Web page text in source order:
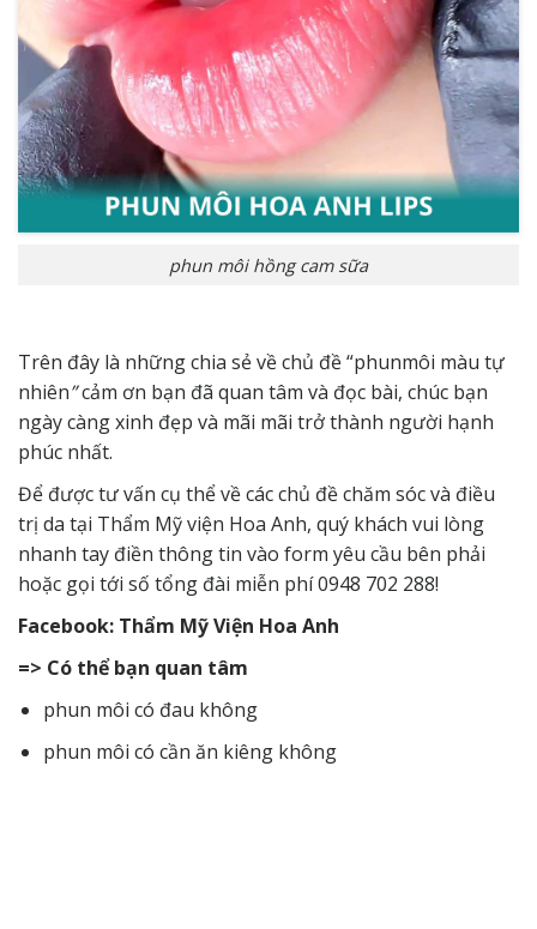
phun môi hồng cam sữa
Trên đây là những chia sẻ về chủ đề “phunmôi màu tự
nhiên”cảm ơn bạn đã quan tâm và đọc bài, chúc bạn
ngày càng xinh đẹp và mãi mãi trở thành người hạnh
phúc nhất.
Để được tư vấn cụ thể về các chủ đề chăm sóc và điều
trị da tại Thẩm Mỹviện Hoa Anh, quý khách vui lòng
nhanh tay điền thông tin vào form yêu cầu bên phải
hoặc gọi tới số tổng đài miễn phí 0948 702 288!
Facebook: Thẩm Mỹ Viện Hoa Anh
=> Có thể bạn quan tâm
phun môi có đau không
phun môi có cần ăn kiêng không